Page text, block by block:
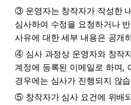
③ 운영자는 창작자가 작성한
심사하여 수정을 요청하거나
사유에 대한 세부 내용은 공개
④ 심사 과정상 운영자와 창작
계정에 등록된 이메일로 하며,
경우에는 심사가 진행되지 않
⑤ 창작자가 심사 요건에 위배